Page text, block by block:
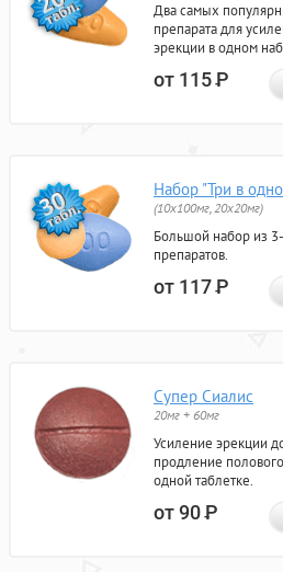
Два самых
препарата для
эрекции в одном
от 115Р
Набор "Три в
(10x100мг, 20x20мг)
Большой набор из
препаратов.
от 117Р
Супер Сиалис
20мг + 60мг
Усиление эрекции
продление
одной таблетке.
от 90Р